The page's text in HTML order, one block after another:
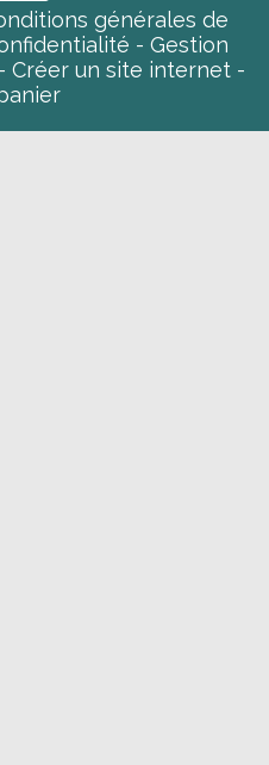
générales de
Gestion
Créer un site internet